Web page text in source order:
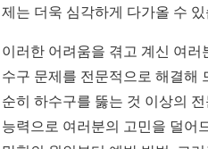
제는 더욱 심각하게 다가올 수 있
이러한 어려움을 겪고 계신 여
수구 문제를 전문적으로 해결해
순히 하수구를 뚫는 것 이상의
능력으로 여러분의 고민을 덜어